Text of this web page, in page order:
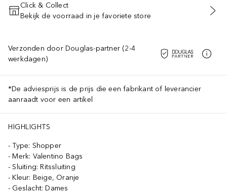
VOEG TOE AAN WINKELMANDJE
Click & Collect
Bekijk de voorraad in je favoriete store
Verzonden door Douglas-partner (2-4
werkdagen)
*De adviesprijs is de prijs die een fabrikant of leverancier
aanraadt voor een artikel
HIGHLIGHTS
Type: Shopper
Merk: Valentino Bags
Sluiting: Ritssluiting
Kleur: Beige, Oranje
Geslacht: Dames